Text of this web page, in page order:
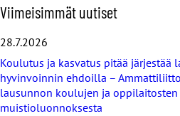
O
h
i
t
a
v
i
i
Viimeisimmät uutiset
28.7.2026
Koulutus ja kasvatus pitää järjestää
hyvinvoinnin ehdoilla –
lausunnon koulujen ja
muistioluonnoksesta